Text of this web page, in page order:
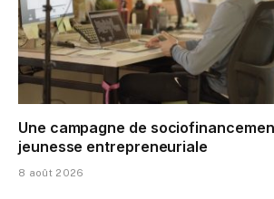
Une campagne de
jeunesse entrepreneuriale
8 août 2026